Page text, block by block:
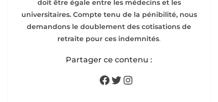
doit être égale entre les médecins et les
universitaires. Compte tenu de la pénibilité, nous
demandons le doublement des cotisations de
retraite pour ces indemnités.
Partager ce contenu :
Facebook
Twitter
Instagram